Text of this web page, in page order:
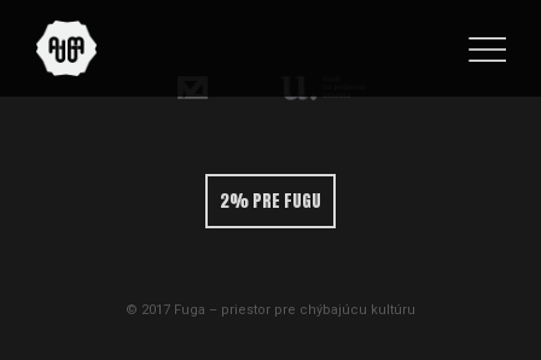
2% PRE FUGU
© 2017 Fuga – priestor pre chýbajúcu kultúru